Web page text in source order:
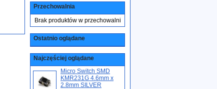
Przechowalnia
Brak produktów w przechowalni
Ostatnio oglądane
Najczęściej oglądane
Micro Switch SMD
KMR231G 4.6mm x
2.8mm SILVER